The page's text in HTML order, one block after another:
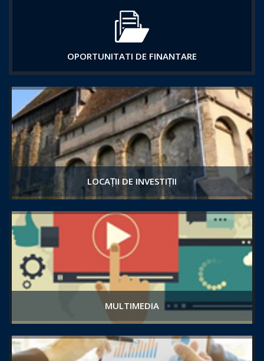
OPORTUNITATI DE FINANTARE
LOCAȚII DE INVESTIȚII
MULTIMEDIA